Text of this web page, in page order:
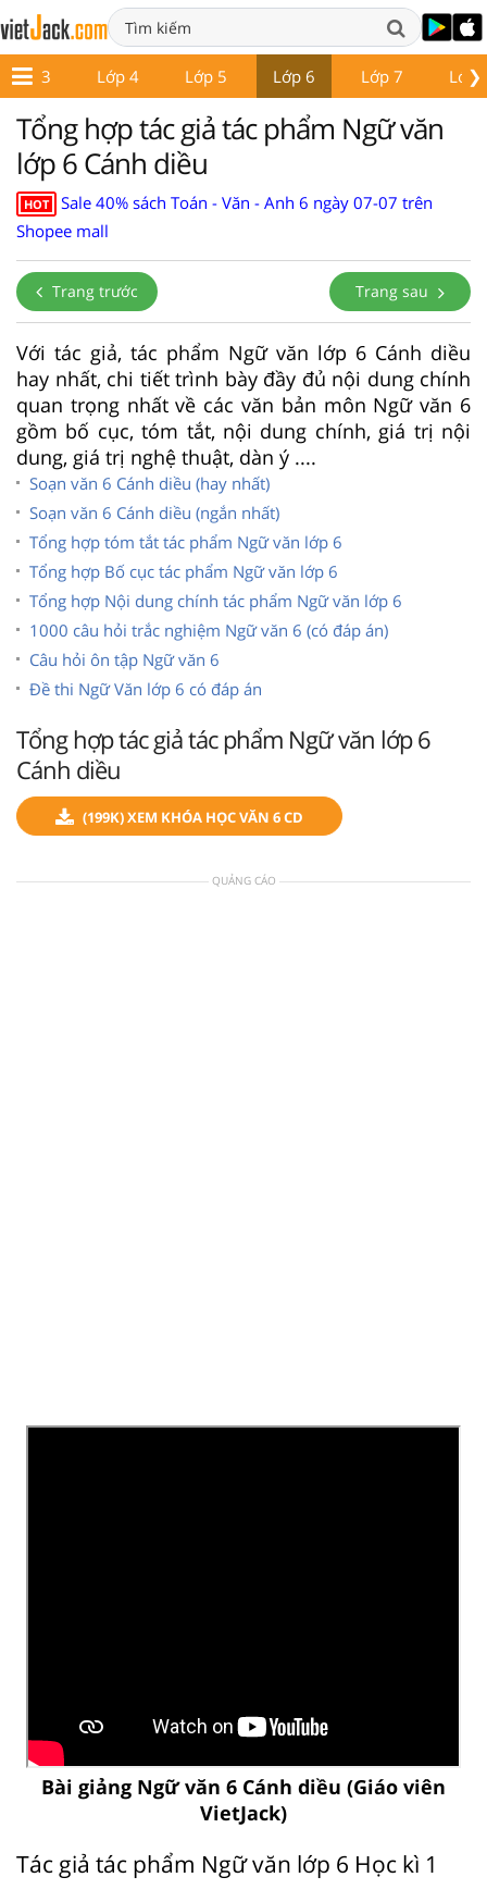
❯
Lớp 3 Lớp 4 Lớp 5 Lớp 6 Lớp 7 Lớp
Tổng hợp tác giả tác phẩm Ngữ văn
lớp 6 Cánh diều
HOT
Sale 40% sách Toán - Văn - Anh 6 ngày 07-07 trên
Shopee mall
Trang trước Trang sau
Với tác giả, tác phẩm Ngữ văn lớp 6 Cánh diều
hay nhất, chi tiết trình bày đầy đủ nội dung chính
quan trọng nhất về các văn bản môn Ngữ văn 6
gồm bố cục, tóm tắt, nội dung chính, giá trị nội
dung, giá trị nghệ thuật, dàn ý ....
Soạn văn 6 Cánh diều (hay nhất)
Soạn văn 6 Cánh diều (ngắn nhất)
Tổng hợp tóm tắt tác phẩm Ngữ văn lớp 6
Tổng hợp Bố cục tác phẩm Ngữ văn lớp 6
Tổng hợp Nội dung chính tác phẩm Ngữ văn lớp 6
1000 câu hỏi trắc nghiệm Ngữ văn 6 (có đáp án)
Câu hỏi ôn tập Ngữ văn 6
Đề thi Ngữ Văn lớp 6 có đáp án
Tổng hợp tác giả tác phẩm Ngữ văn lớp 6
Cánh diều
(199K) XEM KHÓA HỌC VĂN 6 CD
QUẢNG CÁO
Bài giảng Ngữ văn 6 Cánh diều (Giáo viên
VietJack)
Tác giả tác phẩm Ngữ văn lớp 6 Học kì 1